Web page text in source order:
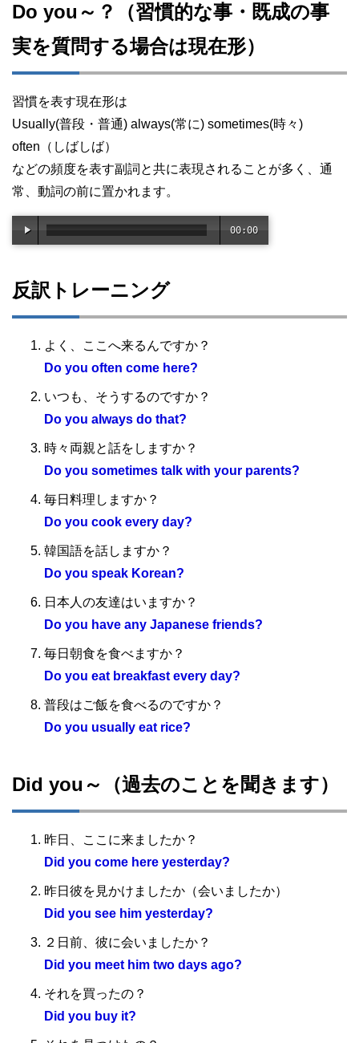
Do you～？（習慣的な事・既成の事
実を質問する場合は現在形）
習慣を表す現在形は
Usually(普段・普通) always(常に) sometimes(時々)
often（しばしば）
などの頻度を表す副詞と共に表現されることが多く、通
常、動詞の前に置かれます。
00:00
反訳トレーニング
よく、ここへ来るんですか？
Do you often come here?
いつも、そうするのですか？
Do you always do that?
時々両親と話をしますか？
Do you sometimes talk with your parents?
毎日料理しますか？
Do you cook every day?
韓国語を話しますか？
Do you speak Korean?
日本人の友達はいますか？
Do you have any Japanese friends?
毎日朝食を食べますか？
Do you eat breakfast every day?
普段はご飯を食べるのですか？
Do you usually eat rice?
Did you～（過去のことを聞きます）
昨日、ここに来ましたか？
Did you come here yesterday?
昨日彼を見かけましたか（会いましたか）
Did you see him yesterday?
２日前、彼に会いましたか？
Did you meet him two days ago?
それを買ったの？
Did you buy it?